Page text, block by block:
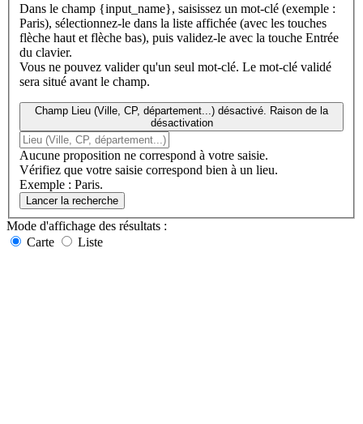
Dans le champ {input_name}, saisissez un mot-clé (exemple :
Paris), sélectionnez-le dans la liste affichée (avec les touches
flèche haut et flèche bas), puis validez-le avec la touche Entrée
du clavier.
Vous ne pouvez valider qu'un seul mot-clé. Le mot-clé validé
sera situé avant le champ.
Champ Lieu (Ville, CP, département...) désactivé. Raison de la
désactivation
Aucune proposition ne correspond à votre saisie.
Vérifiez que votre saisie correspond bien à un lieu.
Exemple : Paris.
Lancer la recherche
Mode d'affichage des résultats :
Carte
Liste